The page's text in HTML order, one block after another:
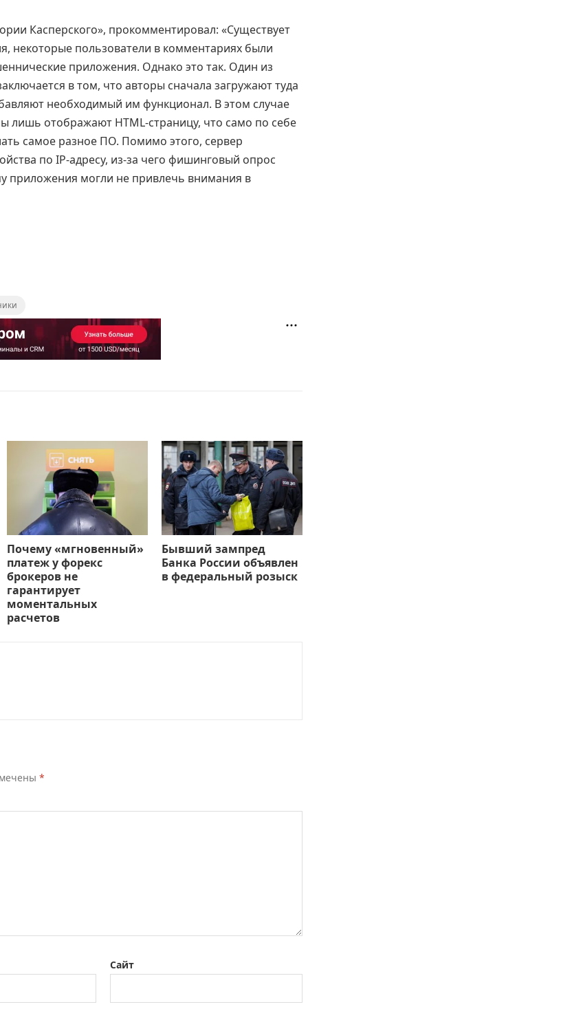
Касперского», прокомментировал: «Существует
некоторые пользователи в комментариях были
приложения. Однако это так. Один из
в том, что авторы сначала загружают туда
необходимый им функционал. В этом случае
лишь отображают HTML-страницу, что само по себе
самое разное ПО. Помимо этого, сервер
по IP-адресу, из-за чего фишинговый опрос
приложения могли не привлечь внимания в
Почему «мгновенный»
платеж у форекс
брокеров не
гарантирует
моментальных
расчетов
Бывший зампред
Банка России объявлен
в федеральный розыск
*
Сайт